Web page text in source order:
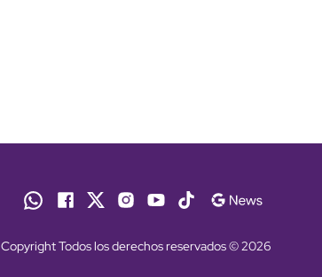
Copyright Todos los derechos reservados © 2026